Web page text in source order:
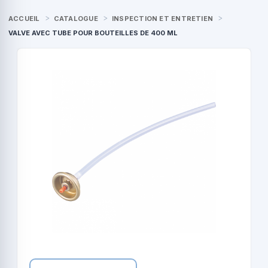
ACCUEIL CATALOGUE
INSPECTION ET ENTRETIEN
VALVE AVEC TUBE POUR BOUTEILLES DE 400 ML